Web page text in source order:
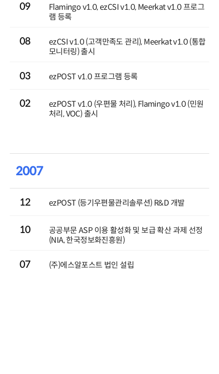
09
Flamingo v1.0, ezCSI v1.0, Meerkat v1.0 프로그
램 등록
08
ezCSI v1.0 (고객만족도 관리), Meerkat v1.0 (통합
모니터링) 출시
03 ezPOST v1.0 프로그램 등록
02
ezPOST v1.0 (우편물 처리), Flamingo v1.0 (민원
처리, VOC) 출시
2007
12 ezPOST (등기우편물관리솔루션) R&D 개발
10
공공부문 ASP 이용 활성화 및 보급 확산 과제 선정
(NIA, 한국정보화진흥원)
07 (주)에스알포스트 법인 설립